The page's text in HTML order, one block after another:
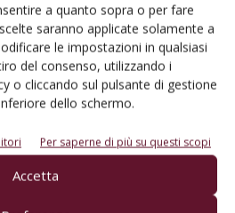
a quanto sopra o per fare
saranno applicate solamente a
le impostazioni in qualsiasi
del consenso, utilizzando i
o cliccando sul pulsante di gestione
dello schermo.
Per saperne di più su questi scopi
Accetta